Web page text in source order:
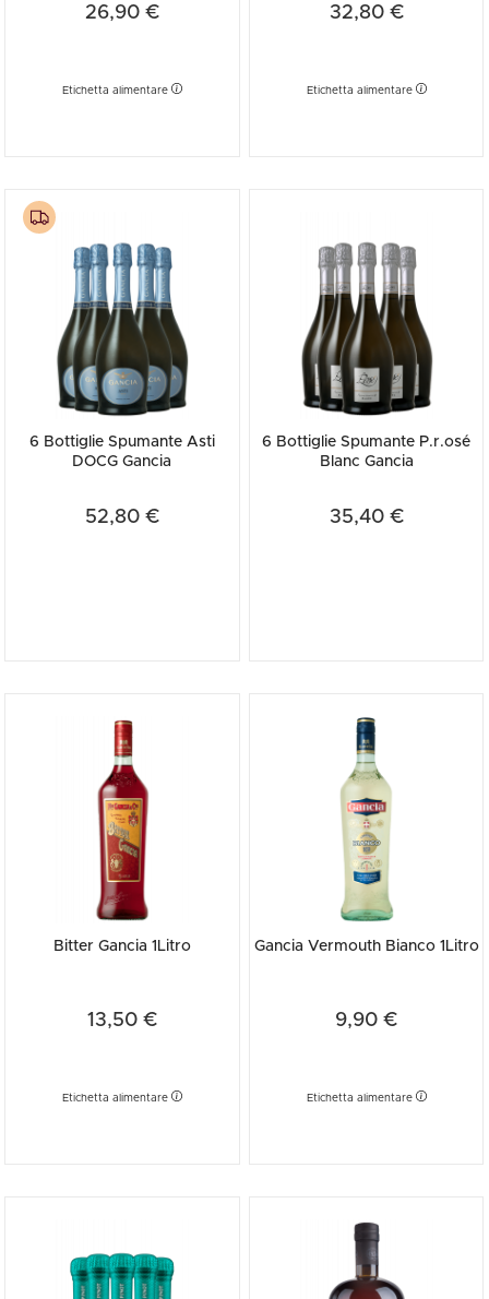
26,90 €
Etichetta alimentare
32,80 €
Etichetta alimentare
6 Bottiglie Spumante Asti
DOCG Gancia
52,80 €
6 Bottiglie Spumante P.r.osé
Blanc Gancia
35,40 €
Bitter Gancia 1Litro
13,50 €
Etichetta alimentare
Gancia Vermouth Bianco 1Litro
9,90 €
Etichetta alimentare